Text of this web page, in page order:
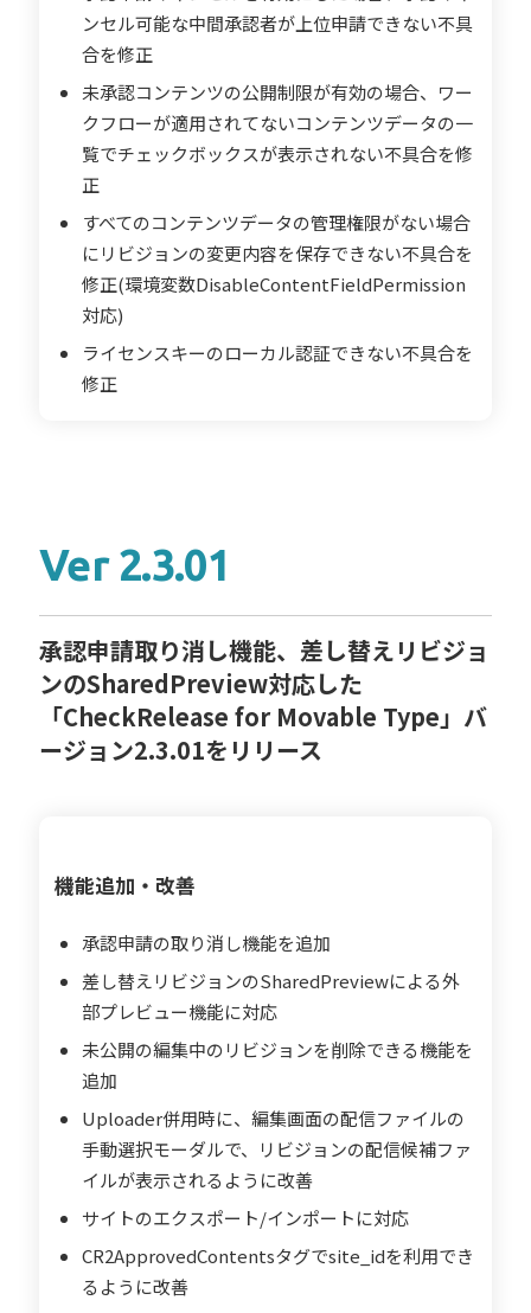
ンセル可能な中間承認者が上位申請できない不具
合を修正
未承認コンテンツの公開制限が有効の場合、ワー
クフローが適用されてないコンテンツデータの一
覧でチェックボックスが表示されない不具合を修
正
すべてのコンテンツデータの管理権限がない場合
にリビジョンの変更内容を保存できない不具合を
修正(環境変数DisableContentFieldPermission
対応)
ライセンスキーのローカル認証できない不具合を
修正
Ver 2.3.01
承認申請取り消し機能、差し替えリビジョ
ンのSharedPreview対応した
「CheckRelease for Movable Type」バ
ージョン2.3.01をリリース
機能追加・改善
承認申請の取り消し機能を追加
差し替えリビジョンのSharedPreviewによる外
部プレビュー機能に対応
未公開の編集中のリビジョンを削除できる機能を
追加
Uploader併用時に、編集画面の配信ファイルの
手動選択モーダルで、リビジョンの配信候補ファ
イルが表示されるように改善
サイトのエクスポート/インポートに対応
CR2ApprovedContentsタグでsite_idを利用でき
るように改善